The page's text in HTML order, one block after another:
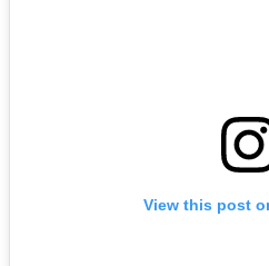
View this post